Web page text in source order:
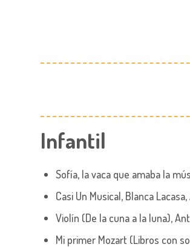
Infantil
Sofía, la vaca que amaba la
Casi Un Musical, Blanca
Violín (De la cuna a la luna),
Mi primer Mozart (Libros con